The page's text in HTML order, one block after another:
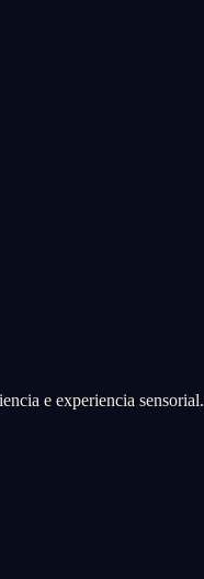
e experiencia sensorial.